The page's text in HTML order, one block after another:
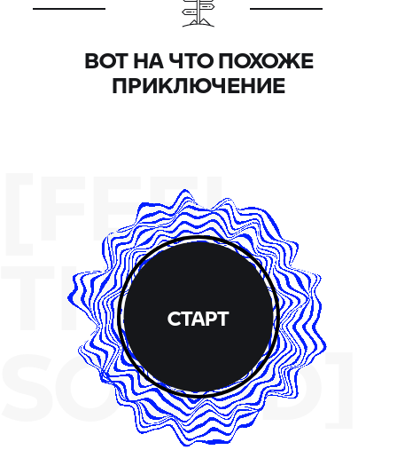
ВОТ НА ЧТО ПОХОЖЕ
ПРИКЛЮЧЕНИЕ
[FEEL
THE
SOUND]
СТАРТ